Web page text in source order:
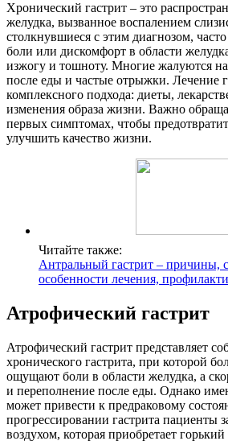
Хронический гастрит – это
желудка, вызванное воспалением
столкнувшиеся с этим диагнозом,
боли или дискомфорт в области
изжогу и тошноту. Многие жалуются на
после еды и частые отрыжки. Лечение
комплексного подхода: диеты,
изменения образа жизни. Важно
первых симптомах, чтобы
улучшить качество жизни.
Читайте также:
Антральный гастрит – причины,
особенности лечения,
Атрофический гастрит
Атрофический гастрит представляет
хронического гастрита, при которой
ощущают боли в области желудка, а
и переполнение после еды. Однако
может привести к предраковому
прогрессировании гастрита пациенты
воздухом, которая приобретает